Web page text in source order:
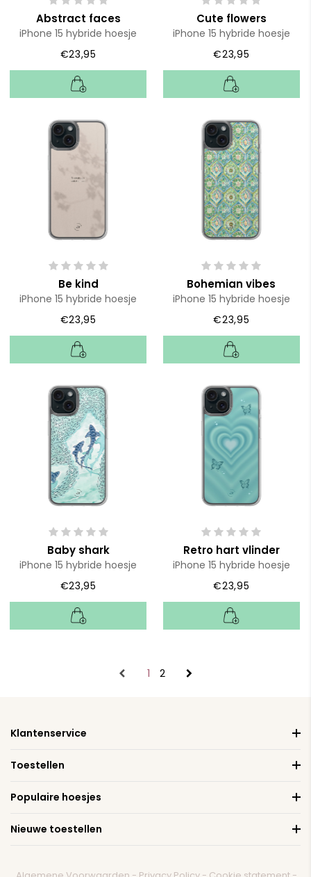
Abstract faces
iPhone 15 hybride hoesje
€23,95
Cute flowers
iPhone 15 hybride hoesje
€23,95
Be kind
iPhone 15 hybride hoesje
€23,95
Bohemian vibes
iPhone 15 hybride hoesje
€23,95
Baby shark
iPhone 15 hybride hoesje
€23,95
Retro hart vlinder
iPhone 15 hybride hoesje
€23,95
1 2
Klantenservice
Toestellen
Populaire hoesjes
Nieuwe toestellen